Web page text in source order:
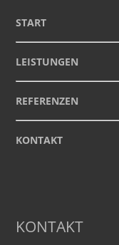
START
LEISTUNGEN
REFERENZEN
KONTAKT
KONTAKT